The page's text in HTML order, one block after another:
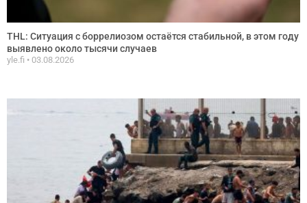
THL: Ситуация с боррелиозом остаётся стабильной, в этом году
выявлено около тысячи случаев
yle.fi 03.08.2026